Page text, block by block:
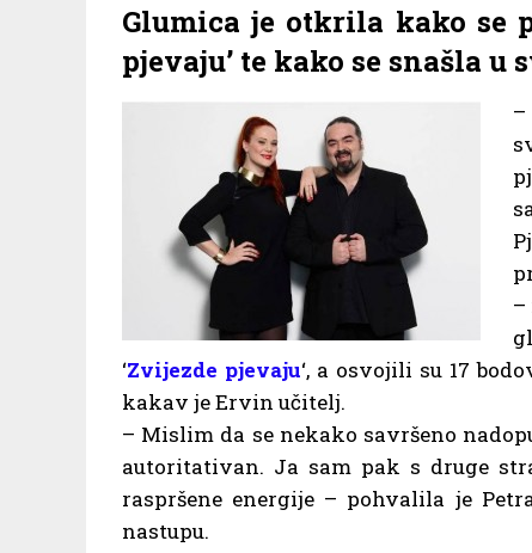
Glumica je otkrila kako se
pjevaju’ te kako se snašla
–
‘Zvijezde pjevaju‘, a osvojili su 17
kakav je Ervin učitelj.
– Mislim da se nekako savršeno
autoritativan. Ja sam pak s druge
raspršene energije – pohvalila je
nastupu.